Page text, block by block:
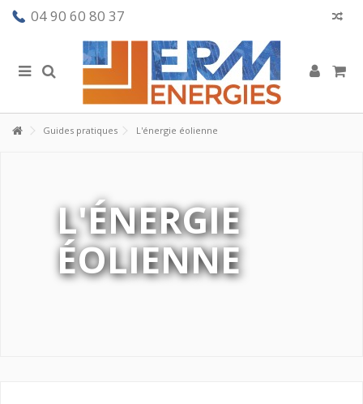
04 90 60 80 37
Guides pratiques L'énergie éolienne
L'ÉNERGIE
ÉOLIENNE